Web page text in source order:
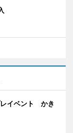
レイベント かき